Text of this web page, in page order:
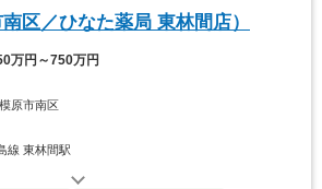
区／ひなた薬局 東林間店）
万円～750万円
原市南区
線 東林間駅